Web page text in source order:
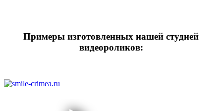
Примеры изготовленных нашей студией
видеороликов: